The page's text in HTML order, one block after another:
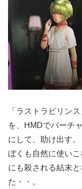
「ラストラビリン
を、HMDでバーチ
にして、助け出す。
ぼくも自然に使い
にも殺される結末
た・・。